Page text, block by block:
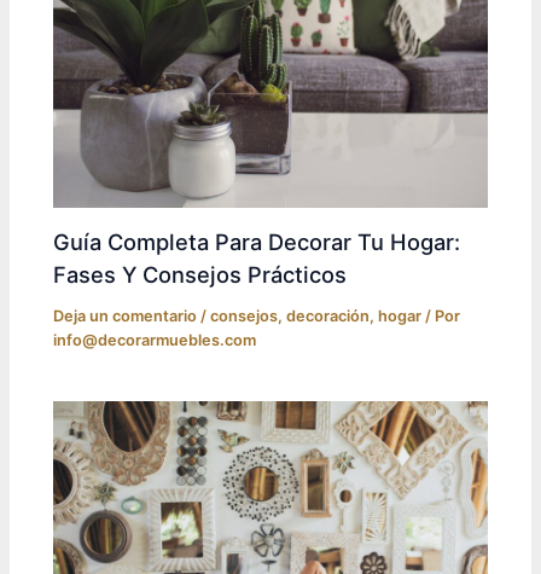
Guía Completa Para Decorar Tu Hogar:
Fases Y Consejos Prácticos
Deja un comentario /consejos,decoración,hogar / Por
info@decorarmuebles.com